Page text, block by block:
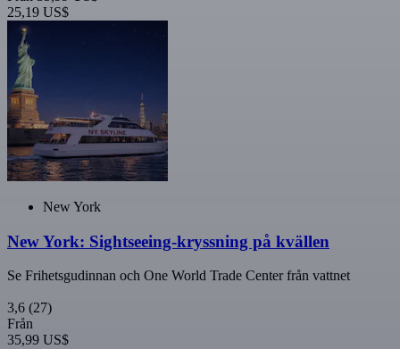
25,19 US$
New York
New York: Sightseeing-kryssning på kvällen
Se Frihetsgudinnan och One World Trade Center från vattnet
3,6 (27)
Från
35,99 US$